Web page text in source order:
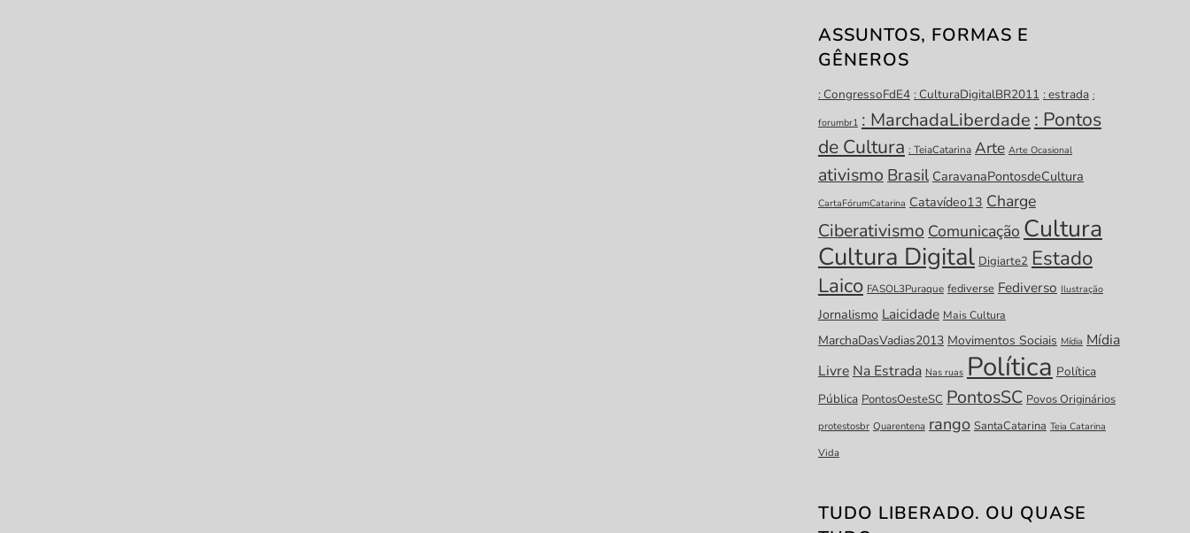
ASSUNTOS, FORMAS E
GÊNEROS
: CongressoFdE4 : CulturaDigitalBR2011 : estrada :
forumbr1 : MarchadaLiberdade : Pontos
de Cultura : TeiaCatarina Arte Arte Ocasional
ativismo Brasil CaravanaPontosdeCultura
CartaFórumCatarina Catavídeo13 Charge
Ciberativismo Comunicação Cultura
Cultura Digital Digiarte2 Estado
Laico FASOL3Puraque fediverse Fediverso Ilustração
Jornalismo Laicidade Mais Cultura
MarchaDasVadias2013 Movimentos Sociais Mídia Mídia
Livre Na Estrada Nas ruas Política Política
Pública PontosOesteSC PontosSC Povos Originários
protestosbr Quarentena rango SantaCatarina Teia Catarina
Vida
TUDO LIBERADO. OU QUASE